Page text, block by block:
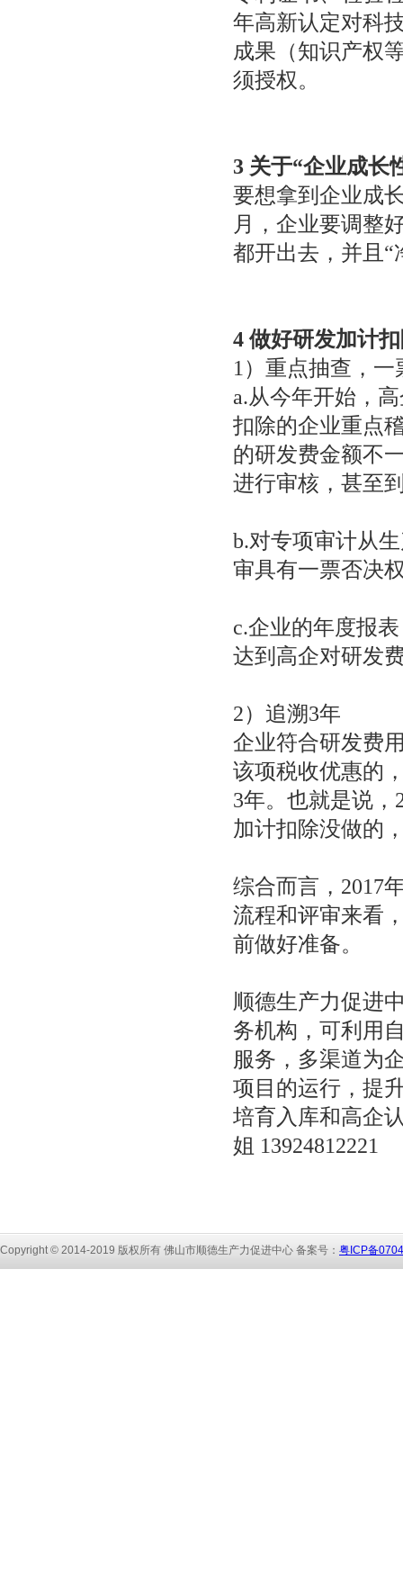
年高新认定对科
成果（知识产权
须授权。
3 关于“企业成长
要想拿到企业成
月，企业要调整
都开出去，并且“
4 做好研发加计
1）重点抽查，一
a.从今年开始，
扣除的企业重点
的研发费金额不
进行审核，甚至
b.对专项审计从
审具有一票否决
c.企业的年度报
达到高企对研发
2）追溯3年
企业符合研发费
该项税收优惠的
3年。也就是说
加计扣除没做的
综合而言，2017
流程和评审来看
前做好准备。
顺德生产力促进
务机构，可利用
服务，多渠道为
项目的运行，提
培育入库和高企
姐 13924812221
Copyright © 2014-2019 版权所有 佛山市顺德生产力促进中心 备案号： 粤ICP备